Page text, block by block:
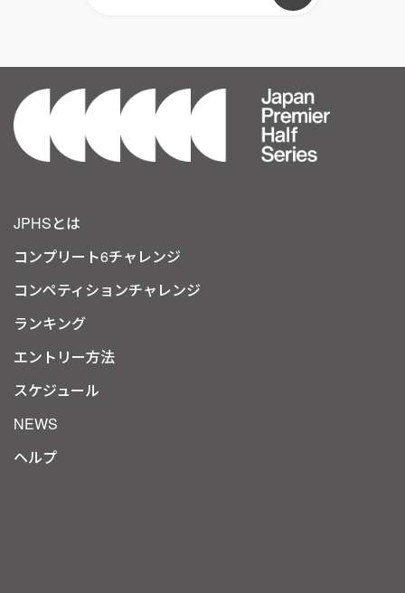
JPHSとは
コンプリート6チャレンジ
コンペティションチャレンジ
ランキング
エントリー方法
スケジュール
NEWS
ヘルプ